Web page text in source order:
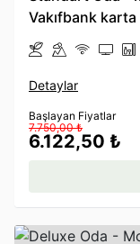
Vakıfbank
Detaylar
Başlayan Fiyatlar
7.750,00 ₺
6.122,50 ₺